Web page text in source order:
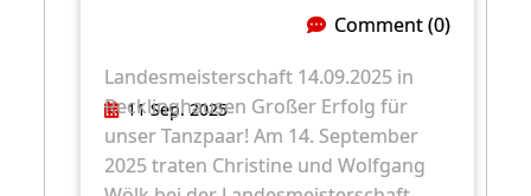
11 Sep. 2025
Comment (0)
Landesmeisterschaft 14.09.2025 in
Recklinghausen Großer Erfolg für
unser Tanzpaar! Am 14. September
2025 traten Christine und Wolfgang